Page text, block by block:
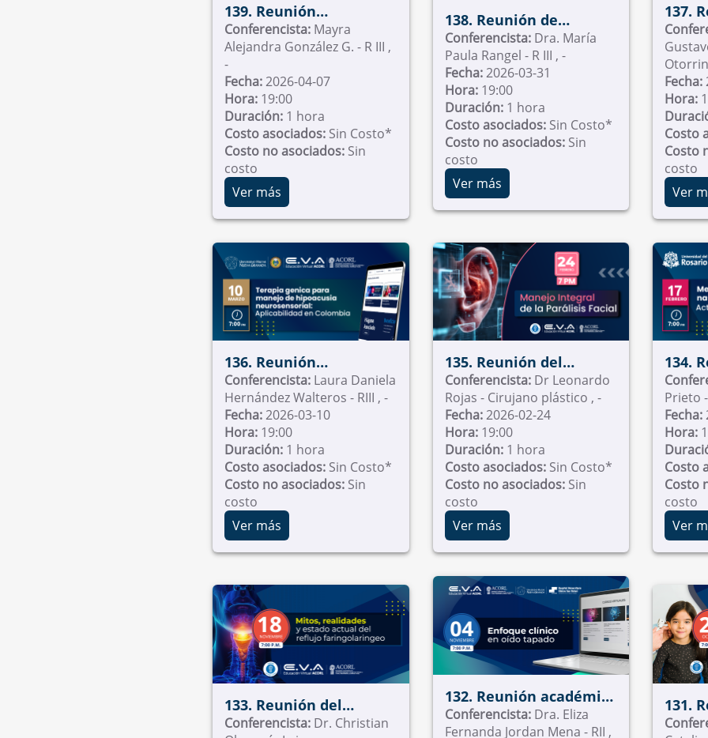
139. Reunión
Académica Universidad
de Cartagena
Conferencista: Mayra
Alejandra González G. - R III ,
-
Fecha:2026-04-07
Hora: 19:00
Duración: 1 hora
Costo asociados: Sin Costo*
Costo no asociados: Sin
costo
Ver más
138. Reunión de
Capítulo
Otorrinolaringología
Pediátrica
Conferencista: Dra. María
Paula Rangel - R III , -
Fecha:2026-03-31
Hora: 19:00
Duración: 1 hora
Costo asociados: Sin Costo*
Costo no asociados: Sin
costo
Ver más
137.
de
Fecha:
Hora:
Costo
Costo
costo
Ver
136. Reunión
Académica Universidad
Militar Nueva Granada
Conferencista: Laura Daniela
Hernández Walteros - RIII , -
Fecha:2026-03-10
Hora: 19:00
Duración: 1 hora
Costo asociados: Sin Costo*
Costo no asociados: Sin
costo
Ver más
135. Reunión del
Capítulo Otología y
Neurotología
Conferencista: Dr Leonardo
Rojas - Cirujano plástico , -
Fecha:2026-02-24
Hora: 19:00
Duración: 1 hora
Costo asociados: Sin Costo*
Costo no asociados: Sin
costo
Ver más
134.
del
Fecha:
Hora:
Costo
Costo
costo
Ver
133. Reunión del
capítulo de Laringe y
Conferencista: Dr. Christian
132. Reunión académica
Universidad Militar
Nueva Granada -
Conferencista: Dra. Eliza
Fernanda Jordan Mena - RII ,
131.
de